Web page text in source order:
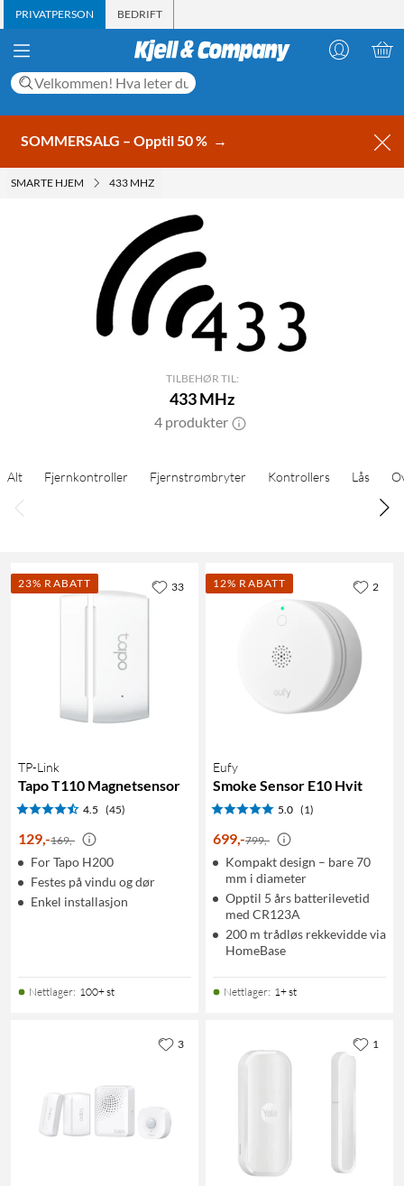
PRIVATPERSON BEDRIFT
SOMMERSALG – Opptil 50 % →
SMARTE HJEM 433 MHZ
TILBEHØR TIL:
433 MHz
4 produkter
Alt Fjernkontroller Fjernstrømbryter Kontrollers Lås
23% RABATT
TP-Link
Tapo T110 Magnetsensor
4.5 (45)
129,-169,-
For Tapo H200
Festes på vindu og dør
Enkel installasjon
Nettlager: 100+ st
33 12% RABATT
Eufy
Smoke Sensor E10 Hvit
5.0 (1)
699,-799,-
Kompakt design – bare 70
mm i diameter
Opptil 5 års batterilevetid
med CR123A
200 m trådløs rekkevidde via
HomeBase
Nettlager: 1+ st
2
3 1